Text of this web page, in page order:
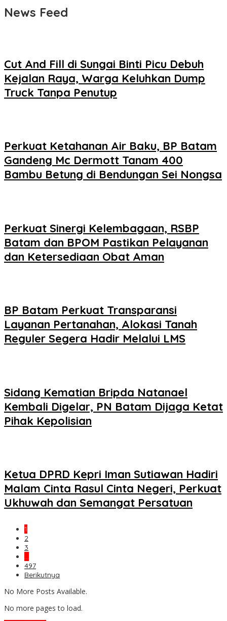
News Feed
Cut And Fill di Sungai Binti Picu Debuh
Kejalan Raya, Warga Keluhkan Dump
Truck Tanpa Penutup
Perkuat Ketahanan Air Baku, BP Batam
Gandeng Mc Dermott Tanam 400
Bambu Betung di Bendungan Sei Nongsa
Perkuat Sinergi Kelembagaan, RSBP
Batam dan BPOM Pastikan Pelayanan
dan Ketersediaan Obat Aman
BP Batam Perkuat Transparansi
Layanan Pertanahan, Alokasi Tanah
Reguler Segera Hadir Melalui LMS
Sidang Kematian Bripda Natanael
Kembali Digelar, PN Batam Dijaga Ketat
Pihak Kepolisian
Ketua DPRD Kepri Iman Sutiawan Hadiri
Malam Cinta Rasul Cinta Negeri, Perkuat
Ukhuwah dan Semangat Persatuan
1
2
3
…
497
Berikutnya
No More Posts Available.
No more pages to load.